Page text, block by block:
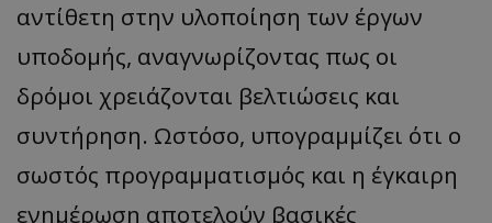
αντίθετη στην υλοποίηση των έργων
υποδομής, αναγνωρίζοντας πως οι
δρόμοι χρειάζονται βελτιώσεις και
συντήρηση. Ωστόσο, υπογραμμίζει ότι ο
σωστός προγραμματισμός και η έγκαιρη
ενημέρωση αποτελούν βασικές